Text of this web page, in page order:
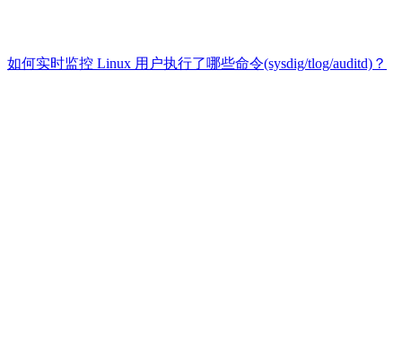
如何实时监控 Linux 用户执行了哪些命令(sysdig/tlog/auditd)？